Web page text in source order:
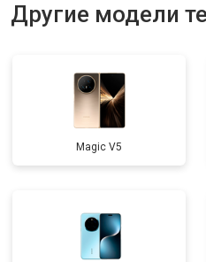
Другие модели
Magic V5